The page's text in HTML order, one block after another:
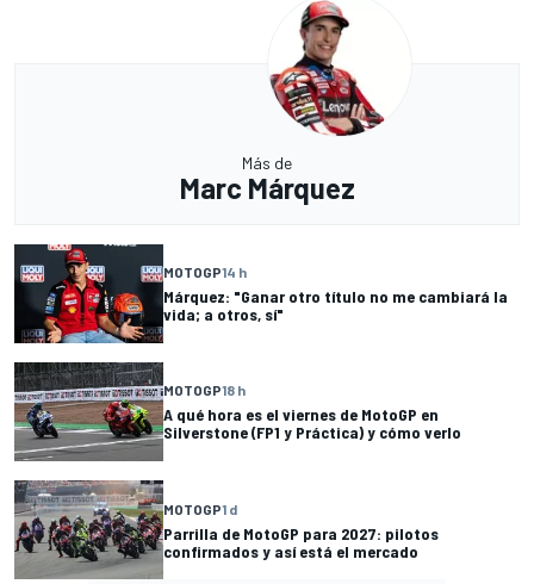
Más de
Marc Márquez
MOTOGP14 h
Márquez: "Ganar otro título no me cambiará la
vida; a otros, sí"
MOTOGP18 h
A qué hora es el viernes de MotoGP en
Silverstone (FP1 y Práctica) y cómo verlo
MOTOGP1 d
Parrilla de MotoGP para 2027: pilotos
confirmados y así está el mercado